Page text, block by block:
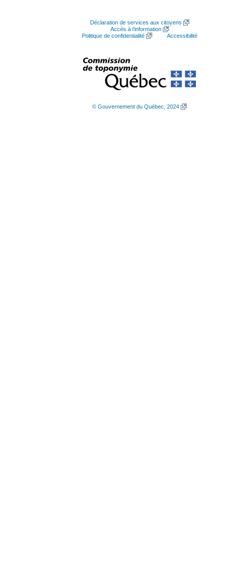
Déclaration de services aux citoyens
Accès à l’information
Politique de confidentialité
Accessibilité
© Gouvernement du Québec, 2024